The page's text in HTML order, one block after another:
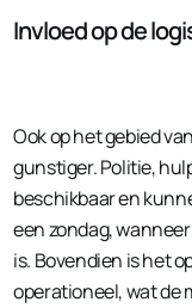
Invloed op de
Ook op het gebied
gunstiger. Politie,
beschikbaar en
een zondag,
is. Bovendien is het
operationeel, wat de